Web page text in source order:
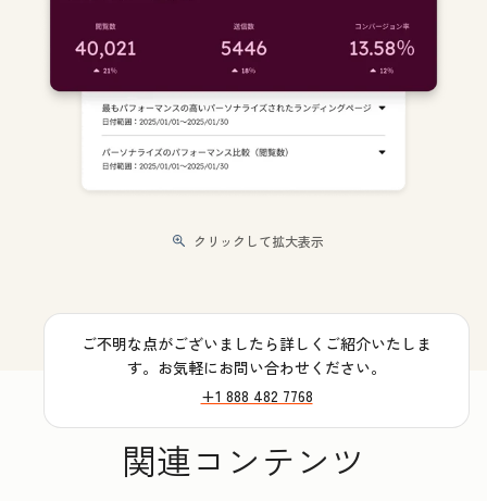
クリックして拡大表示
ご不明な点がございましたら詳しくご紹介いたしま
す。お気軽にお問い合わせください。
+1 888 482 7768
関連コンテンツ